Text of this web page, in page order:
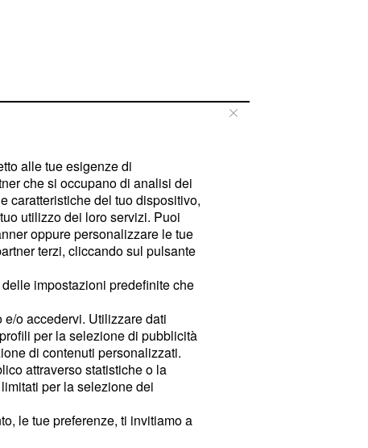
alle tue esigenze di
che si occupano di analisi dei
caratteristiche del tuo dispositivo,
utilizzo dei loro servizi. Puoi
oppure personalizzare le tue
terzi, cliccando sul pulsante
impostazioni predefinite che
o accedervi. Utilizzare dati
per la selezione di pubblicità
di contenuti personalizzati.
attraverso statistiche o la
per la selezione dei
le tue preferenze, ti invitiamo a